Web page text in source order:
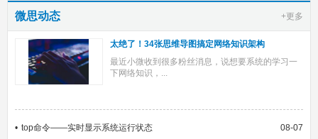
微思动态 +更多
太绝了！34张思维导图搞定网络知识架构
最近小微收到很多粉丝消息，说想要系统的学习一
下网络知识，...
top命令——实时显示系统运行状态 08-07